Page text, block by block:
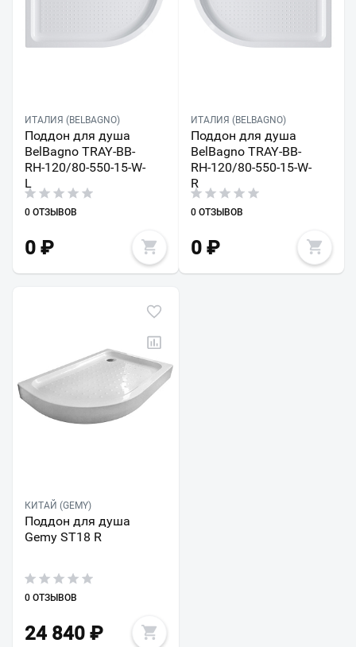
ИТАЛИЯ (BELBAGNO)
Поддон для душа
BelBagno TRAY-BB-
RH-120/80-550-15-W-
L
0 ОТЗЫВОВ
0 ₽
ИТАЛИЯ (BELBAGNO)
Поддон для душа
BelBagno TRAY-BB-
RH-120/80-550-15-W-
R
0 ОТЗЫВОВ
0₽
КИТАЙ (GEMY)
Поддон для душа
Gemy ST18 R
0 ОТЗЫВОВ
24 840 ₽